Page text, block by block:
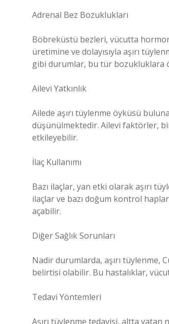
Adrenal Bez Bozuklukları
Böbreküstü bezleri, vücutta
üretimine ve dolayısıyla aşırı
gibi durumlar, bu tür bozukluklara
Ailevi Yatkınlık
Ailede aşırı tüylenme öyküsü
düşünülmektedir. Ailevi faktörler,
etkileyebilir.
İlaç Kullanımı
Bazı ilaçlar, yan etki olarak aşırı
ilaçlar ve bazı doğum kontrol
açabilir.
Diğer Sağlık Sorunları
Nadir durumlarda, aşırı tüylenme,
belirtisi olabilir. Bu hastalıklar,
Tedavi Yöntemleri
Aşırı tüylenme tedavisi, altta